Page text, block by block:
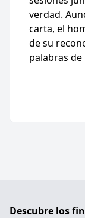
verdad.
carta, el
de su
palabras de
Descubre los